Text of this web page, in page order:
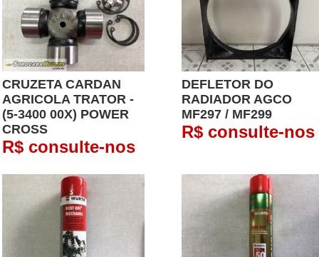
CRUZETA CARDAN
AGRICOLA TRATOR -
(5-3400 00X) POWER
CROSS
R$ consulte-nos
DEFLETOR DO
RADIADOR AGCO
MF297 / MF299
R$ consulte-nos